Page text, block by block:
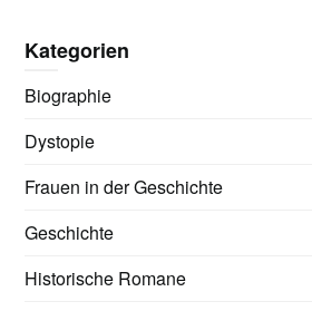
Kategorien
Biographie
Dystopie
Frauen in der Geschichte
Geschichte
Historische Romane